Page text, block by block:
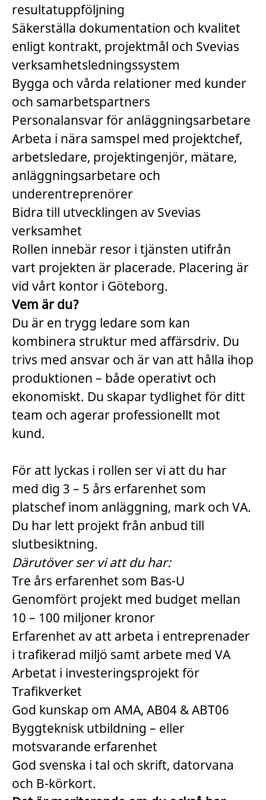
resultatuppföljning
Säkerställa dokumentation och kvalitet
enligt kontrakt, projektmål och Svevias
verksamhetsledningssystem
Bygga och vårda relationer med kunder
och samarbetspartners
Personalansvar för anläggningsarbetare
Arbeta i nära samspel med projektchef,
arbetsledare, projektingenjör, mätare,
anläggningsarbetare och
underentreprenörer
Bidra till utvecklingen av Svevias
verksamhet
Rollen innebär resor i tjänsten utifrån
vart projekten är placerade. Placering är
vid vårt kontor i Göteborg.
Vem är du?
Du är en trygg ledare som kan
kombinera struktur med affärsdriv. Du
trivs med ansvar och är van att hålla ihop
produktionen – både operativt och
ekonomiskt. Du skapar tydlighet för ditt
team och agerar professionellt mot
kund.
För att lyckas i rollen ser vi att du har
med dig 3 – 5 års erfarenhet som
platschef inom anläggning, mark och VA.
Du har lett projekt från anbud till
slutbesiktning.
Därutöver ser vi att du har:
Tre års erfarenhet som Bas-U
Genomfört projekt med budget mellan
10 – 100 miljoner kronor
Erfarenhet av att arbeta i entreprenader
i trafikerad miljö samt arbete med VA
Arbetat i investeringsprojekt för
Trafikverket
God kunskap om AMA, AB04 & ABT06
Byggteknisk utbildning – eller
motsvarande erfarenhet
God svenska i tal och skrift, datorvana
och B-körkort.